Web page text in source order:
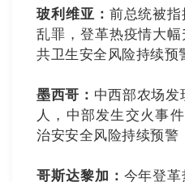
玻利维亚： 前总统被
乱罪，登革热疫情大
共卫生安全风险持续预
墨西哥： 中西部农场
人，中部发生交火事
治安安全风险持续预警
哥斯达黎加： 今年登